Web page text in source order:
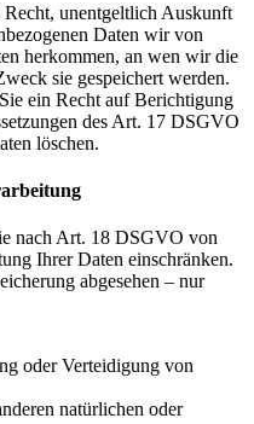
unentgeltlich Auskunft
Daten wir von
herkommen, an wen wir die
sie gespeichert werden.
ein Recht auf Berichtigung
des Art. 17 DSGVO
löschen.
nach Art. 18 DSGVO von
Ihrer Daten einschränken.
abgesehen – nur
oder Verteidigung von
natürlichen oder